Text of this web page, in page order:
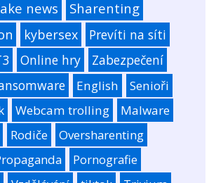
news Sharenting
kybersex
Prevíti na síti
Online hry
Zabezpečení
English
Senioři
Webcam trolling
Malware
Rodiče
Oversharenting
Pornografie